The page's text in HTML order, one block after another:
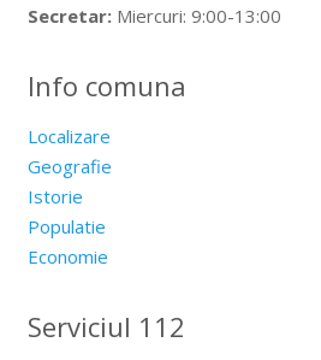
Secretar:Miercuri: 9:00-13:00
Info comuna
Localizare
Geografie
Istorie
Populatie
Economie
Serviciul 112